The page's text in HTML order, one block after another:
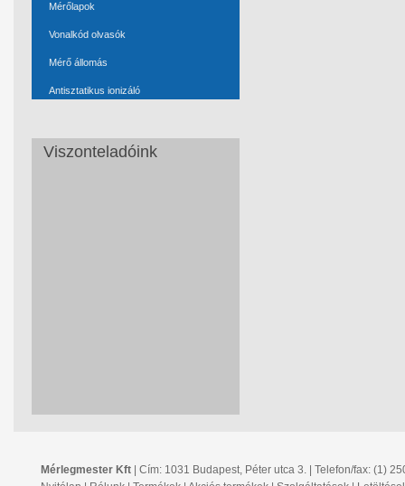
Mérőlapok
Vonalkód olvasók
Mérő állomás
Antisztatikus ionizáló
Viszonteladóink
Mérlegmester Kft | Cím: 1031 Budapest, Péter utca 3. | Telefon/fax: (1)